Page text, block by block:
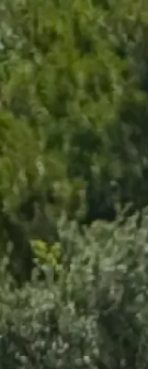
Domaine
DJ
du